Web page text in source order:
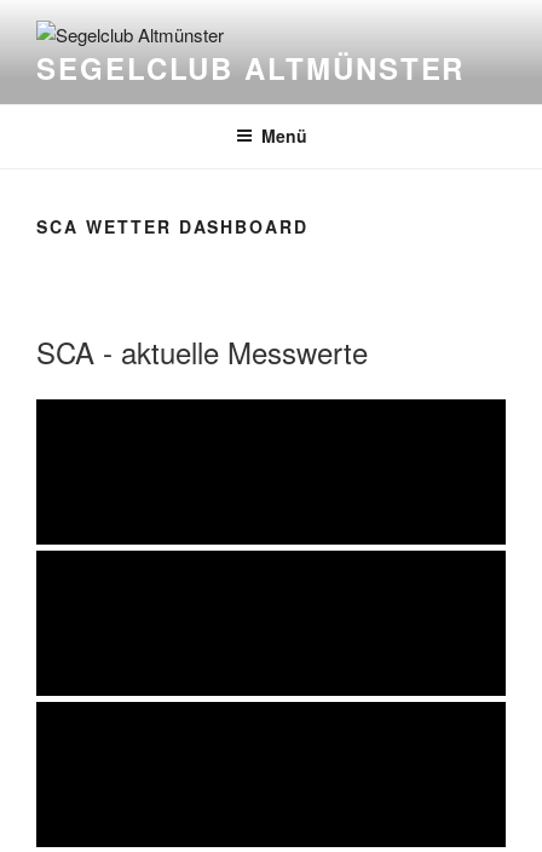
Inhalt
springenSEGELCLUB ALTMÜNSTER
Menü
SCA WETTER DASHBOARD
SCA - aktuelle Messwerte